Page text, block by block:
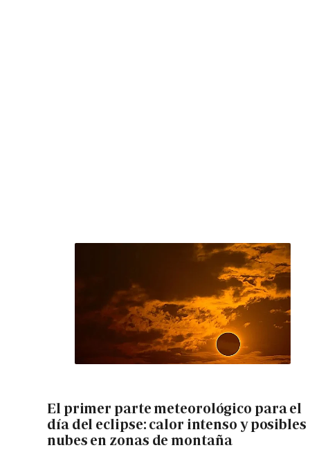
El primer parte meteorológico para el
día del eclipse: calor intenso y posibles
nubes en zonas de montaña